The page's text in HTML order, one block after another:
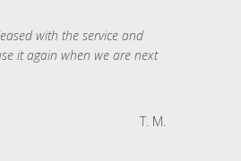
with the service and
it again when we are next
T. M.